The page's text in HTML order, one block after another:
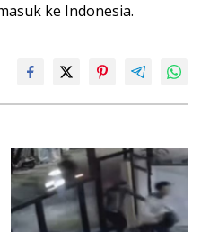
ke Indonesia.